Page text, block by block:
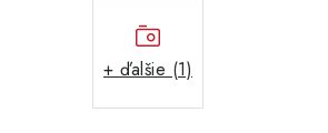
+ ďalšie (1)